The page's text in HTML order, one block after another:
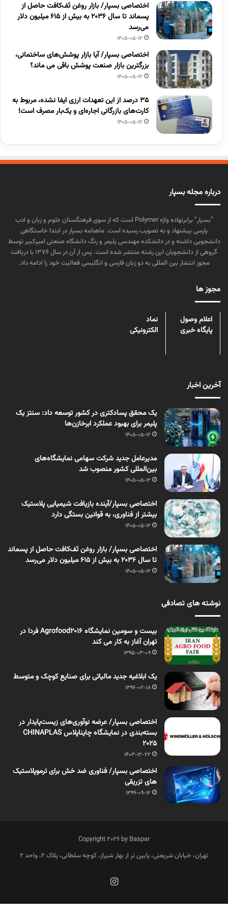
اختصاصی بسپار/ بازار روغن تَف‌کافت حاصل از
پسماند تا سال ۲۰۳۶ به بیش از ۶۱۵ میلیون دلار
می‌رسد
1405-05-12
اختصاصی بسپار/ آیا بازار پوشش‌های ساختمانی،
بزرگترین بازار صنعت پوشش باقی می ماند؟
1405-05-12
۳۵ درصد از این تعهدات ارزی ایفا نشده، مربوط به
کارت‌های بازرگانی اجاره‌ای و یک‌بار مصرف است!
1405-05-12
درباره مجله بسپار
“بسپار” برابرنهاده واژه Polymer است که از سوی فرهنگستان علوم و زبان و ادب
پارسی پیشنهاد و به تصویب رسیده است. ماهنامه بسپار در ابتدا خاستگاهی
دانشجویی داشته و در دانشکده مهندسی پلیمر و رنگ دانشگاه صنعتی امیرکبیر توسط
گروهی از دانشجویان این رشته منتشر شده است. پس از آن در سال ۱۳۷۶ با دریافت
مجوز انتشار بین المللی به دو زبان فارسی و انگلیسی فعالیت خود را ادامه داد.
مجوز ها
اعلام وصول
پایگاه خبری
نماد
الکترونیکی
آخرین اخبار
یک محقق پسادکتری در کشور توسعه داد: سنتز یک
پلیمر برای بهبود عملکرد ابرخازن‌ها
1405-05-12
مدیرعامل جدید شرکت سهامی نمایشگاه‌های
بین‌المللی کشور منصوب شد
1405-05-12
اختصاصی بسپار/آینده بازیافت شیمیایی پلاستیک
بیشتر از فناوری، به قوانین بستگی دارد
1405-05-12
اختصاصی بسپار/ بازار روغن تَف‌کافت حاصل از پسماند
تا سال ۲۰۳۶ به بیش از ۶۱۵ میلیون دلار می‌رسد
1405-05-12
نوشته های تصادفی
بیست و سومین نمایشگاه Agrofood2016 فردا در
تهران آغاز به کار می کند
1395-03-09
یک ابلاغیه جدید مالیاتی برای صنایع کوچک و متوسط
1396-02-18
اختصاصی بسپار/ عرضه نوآوری‌های زیست‌پایدار در
بسته‌بندی در نمایشگاه چایناپلاس CHINAPLAS
2025
1403-12-22
اختصاصی بسپار/ فناوری ضد خش برای ترموپلاستیک
های تزریقی
1399-09-12
Copyright 2026 by Baspar
تهران، خیابان شریعتی، پایین تر از بهار شیراز، کوچه سلطانی، پلاک 2، واحد 2